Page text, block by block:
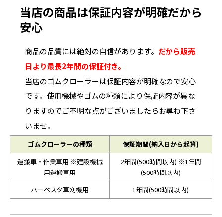
当店の商品は保証内容が明確だから
安心
商品の品質には絶対の自信があります。 だから販売
日より最長2年間の保証付き。
当店のゴムクローラーは保証内容が明確なので安心
です。使用機械やゴムの種類により保証内容が異な
りますのでご不明な点がございましたらお尋ね下さ
いませ。
ゴムクローラーの種類
保証期間(納入日から起算)
運搬車・作業車用 ※建設機械
用運搬車用
2年間(500時間以内) ※1年間
(500時間以内)
ハーベスタ草刈機用
1年間(500時間以内)